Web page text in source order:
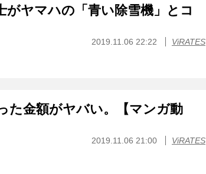
がヤマハの「青い除雪機」とコ
2019.11.06 22:22 ViRATES
た金額がヤバい。【マンガ動
2019.11.06 21:00 ViRATES